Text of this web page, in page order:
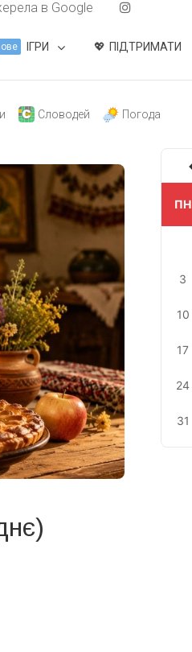
в Google
ІГРИ ПІДТРИМАТИ
Словодей Погода
ПН
3
10
17
24
31